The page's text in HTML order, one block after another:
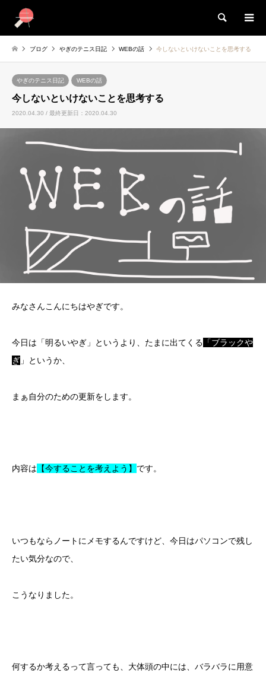
検索
ブログ やぎのテニス日記 WEBの話 今しないといけないことを思考する
やぎのテニス日記 WEBの話
今しないといけないことを思考する
2020.04.30 / 最終更新日：2020.04.30
みなさんこんにちはやぎです。
今日は「明るいやぎ」というより、たまに出てくる 「ブラックや
ぎ 」というか、
まぁ自分のための更新をします。
内容は 【今することを考えよう】 です。
いつもならノートにメモするんですけど、今日はパソコンで残し
たい気分なので、
こうなりました。
何するか考えるって言っても、大体頭の中には、バラバラに用意